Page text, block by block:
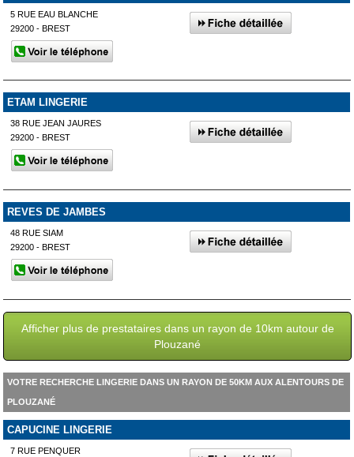
5 RUE EAU BLANCHE
29200 - BREST
ETAM LINGERIE
38 RUE JEAN JAURES
29200 - BREST
REVES DE JAMBES
48 RUE SIAM
29200 - BREST
Afficher plus de prestataires dans un rayon de 10km autour de
Plouzané
VOTRE RECHERCHE LINGERIE DANS UN RAYON DE 50KM AUX ALENTOURS DE
PLOUZANÉ
CAPUCINE LINGERIE
7 RUE PENQUER